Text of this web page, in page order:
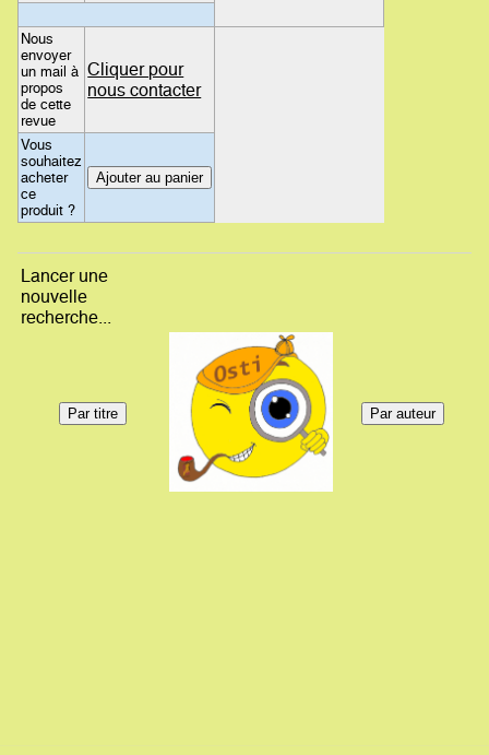
Nous
envoyer
un mail à
propos
de cette
revue
Cliquer pour
nous contacter
Vous
souhaitez
acheter
ce
produit ?
Lancer une
nouvelle
recherche...